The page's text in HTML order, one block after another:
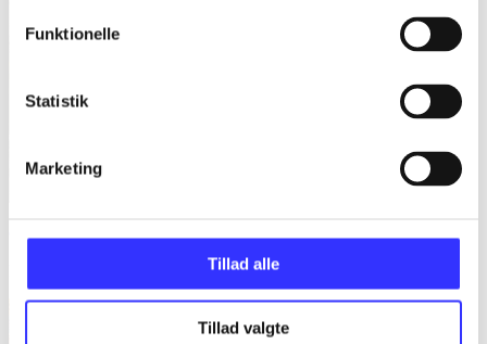
Funktionelle
Statistik
Marketing
Tillad alle
Tillad valgte
Gulerødder, græs eller granit : danske parcelhushaver 1950-2008